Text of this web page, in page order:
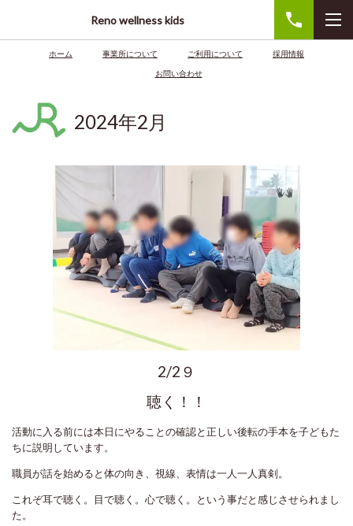
Reno wellness kids
ホーム 事業所について ご利用について 採用情報
お問い合わせ
2024年2月
2/2９
聴く！！
活動に入る前には本日にやることの確認と正しい後転の手本を子どもた
ちに説明しています。
職員が話を始めると体の向き、視線、表情は一人一人真剣。
これぞ耳で聴く。目で聴く。心で聴く。という事だと感じさせられまし
た。